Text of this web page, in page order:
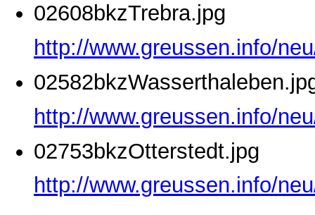
02608bkzTrebra.jpg
http://www.greussen.info/
http://www.greussen.info/
02753bkzOtterstedt.jpg
http://www.greussen.info/